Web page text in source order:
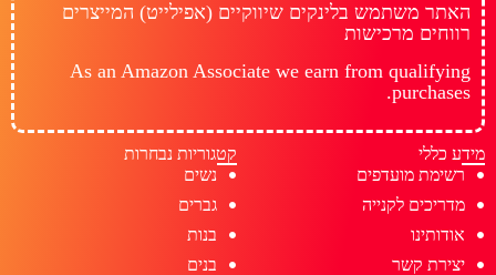
האתר משתמש בלינקים שיווקיים (אפילייט) המייצרים
רווחים מרכישות
As an Amazon Associate we earn from qualifying
purchases.
מידע כללי
רשימת מועדפים
מדריכים לקנייה
אודותינו
יצירת קשר
קטגוריות נבחרות
נשים
גברים
בנות
בנים